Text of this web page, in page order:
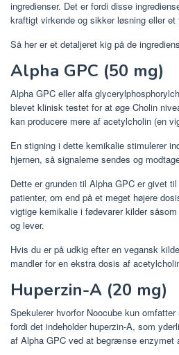
ingredienser. Det er fordi disse
kraftigt virkende og sikker løsning eller
Så her er et detaljeret kig på de
Alpha GPC (50 mg)
Alpha GPC eller alfa
blevet klinisk testet for at øge Cholin
kan producere mere af acetylcholin (en
En stigning i dette kemikalie stimulerer
hjernen, så signalerne sendes og
Dette er grunden til Alpha GPC er givet
patienter, om end på et meget højere
vigtige kemikalie i fødevarer kilder
og lever.
Hvis du er på udkig efter en vegansk
mandler for en ekstra dosis af
Huperzin-A (20 mg)
Spekulerer hvorfor Noocube kun
fordi det indeholder huperzin-A, som
af Alpha GPC ved at begrænse enzymet